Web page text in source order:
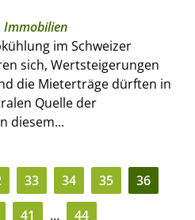
Immobilien
im Schweizer
sich, Wertsteigerungen
die Mieterträge dürften in
Quelle der
diesem...
33 34 35
36
41 …
44